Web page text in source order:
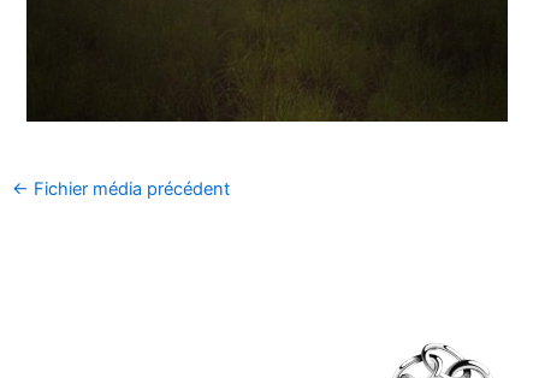
← Fichier média précédent